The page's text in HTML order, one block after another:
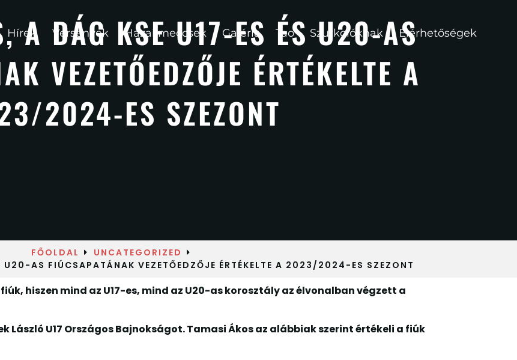
Hírek Versenyek Hazai meccsek Galéria Tao Szurkolóknak Elérhetőségek
A DÁG KSE U17-ES ÉS U20-AS
VEZETŐEDZŐJE ÉRTÉKELTE A
2024-ES SZEZONT
FŐOLDAL
UNCATEGORIZED
AS FIÚCSAPATÁNAK VEZETŐEDZŐJE ÉRTÉKELTE A 2023/2024-ES SZEZONT
hiszen mind az U17-es, mind az U20-as korosztály az élvonalban végzett a
László U17 Országos Bajnokságot. Tamasi Ákos az alábbiak szerint értékeli a fiúk